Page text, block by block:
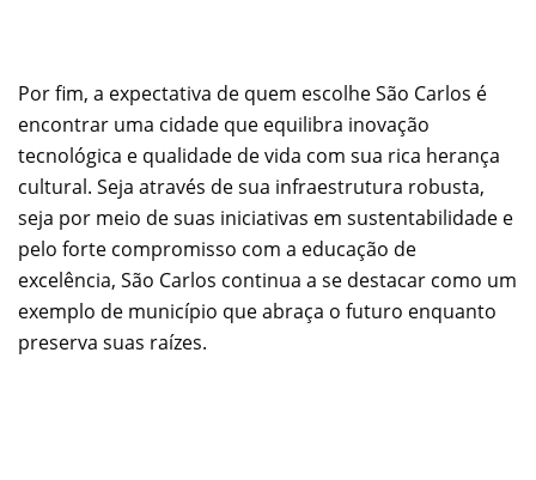
Por fim, a expectativa de quem escolhe São Carlos é
encontrar uma cidade que equilibra inovação
tecnológica e qualidade de vida com sua rica herança
cultural. Seja através de sua infraestrutura robusta,
seja por meio de suas iniciativas em sustentabilidade e
pelo forte compromisso com a educação de
excelência, São Carlos continua a se destacar como um
exemplo de município que abraça o futuro enquanto
preserva suas raízes.